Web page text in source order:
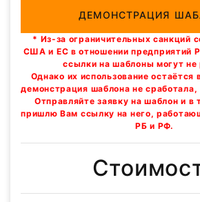
ДЕМОНСТРАЦИЯ
* Из-за ограничительных санкций
США и ЕС в отношении предприятий
ссылки на шаблоны могут не
Однако их использование
демонстрация шаблона не сработала,
Отправляйте заявку на шаблон и в
пришлю Вам ссылку на него,
РБ и РФ.